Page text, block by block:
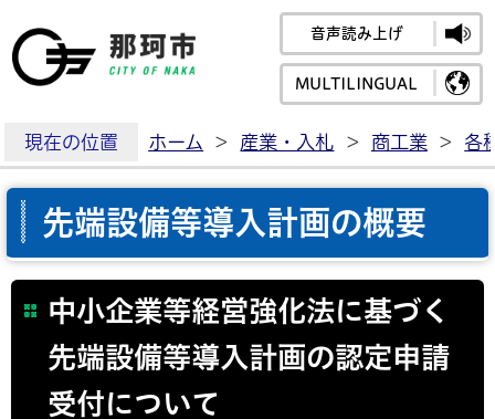
那珂市公式ホームペ
音声読み上げ
MULTILINGUAL
現在の位置 ホーム > 産業・入札 > 商工業 > 各
先端設備等導入計画の概要
中小企業等経営強化法に基づく
先端設備等導入計画の認定申請
受付について